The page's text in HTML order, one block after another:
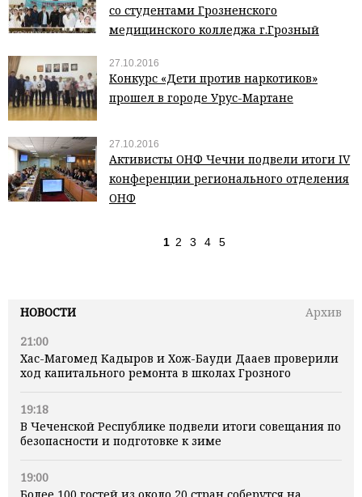
НОВОСТИ
Архив
21:00
Хас-Магомед Кадыров и Хож-Бауди Дааев проверили
ход капитального ремонта в школах Грозного
19:18
В Чеченской Республике подвели итоги совещания по
безопасности и подготовке к зиме
19:00
со студентами Грозненского
медицинского колледжа г.Грозный
27.10.2016
Конкурс «Дети против наркотиков»
прошел в городе Урус-Мартане
27.10.2016
Активисты ОНФ Чечни подвели итоги IV
конференции регионального отделения
ОНФ
1 2 3 4 5